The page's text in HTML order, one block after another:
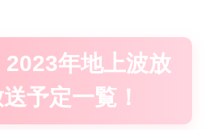
年地上波放
予定一覧！